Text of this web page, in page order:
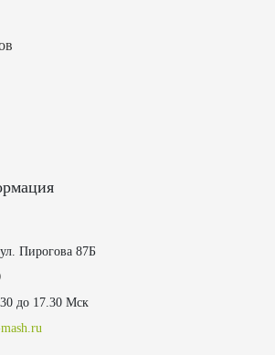
Пирогова 87Б
до 17.30 Мск